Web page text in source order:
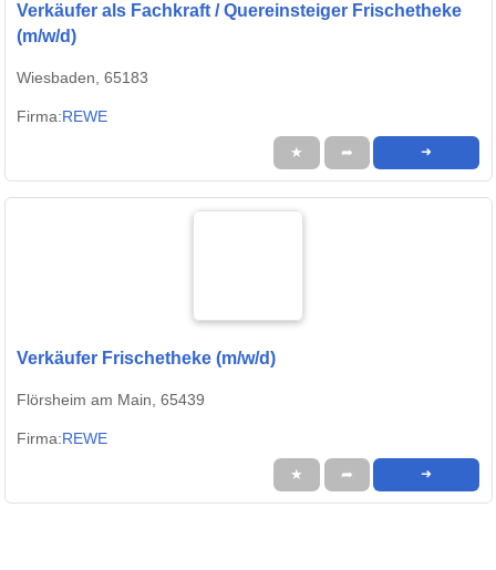
Verkäufer als Fachkraft / Quereinsteiger Frischetheke
(m/w/d)
Wiesbaden, 65183
Firma:REWE
★ ➦ ➜
Verkäufer Frischetheke (m/w/d)
Flörsheim am Main, 65439
Firma:REWE
★ ➦ ➜